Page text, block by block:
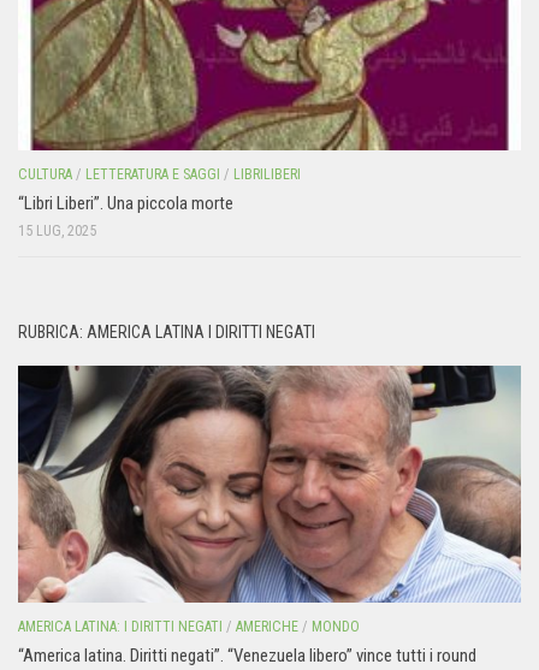
CULTURA / LETTERATURA E SAGGI / LIBRILIBERI
“Libri Liberi”. Una piccola morte
15 LUG, 2025
RUBRICA: AMERICA LATINA I DIRITTI NEGATI
AMERICA LATINA: I DIRITTI NEGATI / AMERICHE / MONDO
“America latina. Diritti negati”. “Venezuela libero” vince tutti i round